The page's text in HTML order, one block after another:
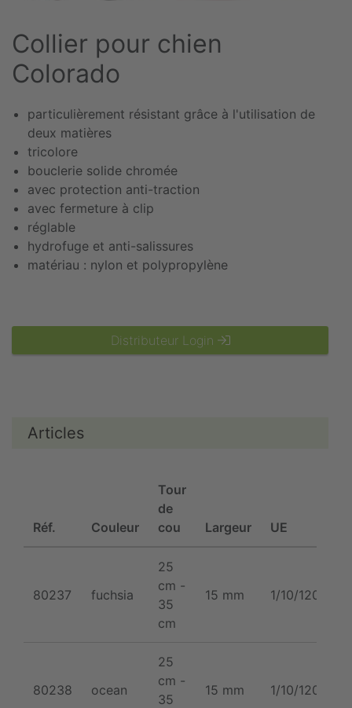
Collier pour chien
Colorado
particulièrement résistant grâce à l'utilisation de
deux matières
tricolore
bouclerie solide chromée
avec protection anti-traction
avec fermeture à clip
réglable
hydrofuge et anti-salissures
matériau : nylon et polypropylène
Distributeur Login
Articles
Réf. Couleur
Tour
de
cou
Largeur UE
80237 fuchsia
25
cm -
35
cm
15 mm 1/10/120
80238 ocean
25
cm -
35
15 mm 1/10/120